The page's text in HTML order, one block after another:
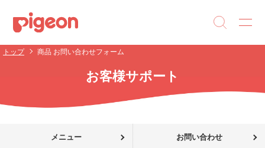
トップ 商品 お問い合わせフォーム
お客様サポート
メニュー お問い合わせ